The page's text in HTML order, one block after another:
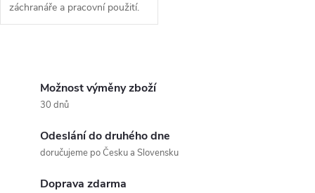
záchranáře a pracovní použití.
Možnost výměny zboží
30 dnů
Odeslání do druhého dne
doručujeme po Česku a Slovensku
Doprava zdarma